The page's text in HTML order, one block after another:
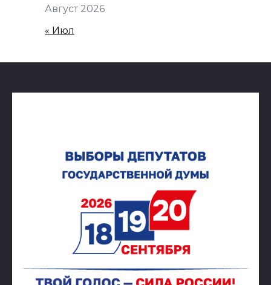
Август 2026
« Июл